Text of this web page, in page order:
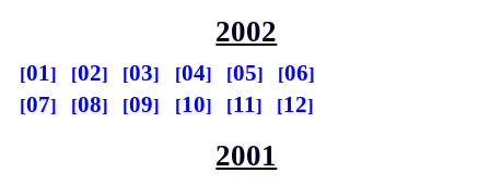
2002
01 02 03 04 05
06
07
08 09 10 11 12
2001